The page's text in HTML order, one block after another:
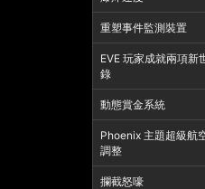
重塑事件監測裝置
EVE 玩家成就兩項新
錄
動態賞金系統
Phoenix 主題超級航
調整
攔截怒嚎